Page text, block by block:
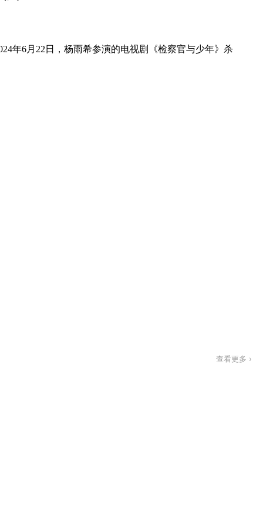
年6月22日，杨雨希参演的电视剧《检察官与少年》杀
查看更多 ›